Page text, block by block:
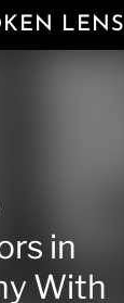
LENS
in
With